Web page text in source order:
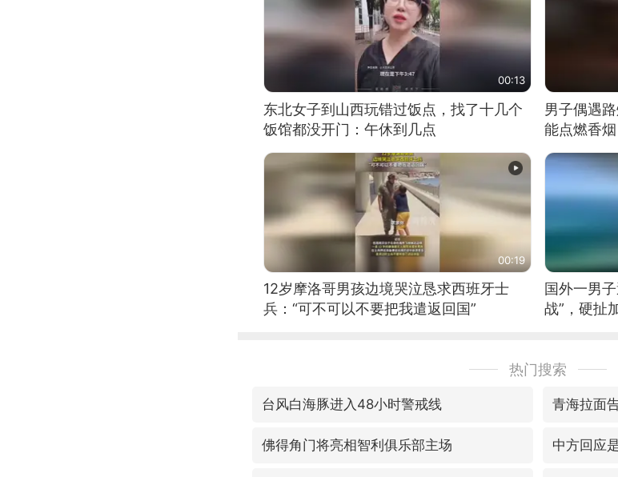
00:13
东北女子到山西玩错过饭点，找了十几个
饭馆都没开门：午休到几点
男子偶遇
能点燃香
00:19
12岁摩洛哥男孩边境哭泣恳求西班牙士
兵：“可不可以不要把我遣返回国”
国外一男
战”，硬扯
热门搜索
台风白海豚进入48小时警戒线 青海拉面
佛得角门将亮相智利俱乐部主场 中方回应